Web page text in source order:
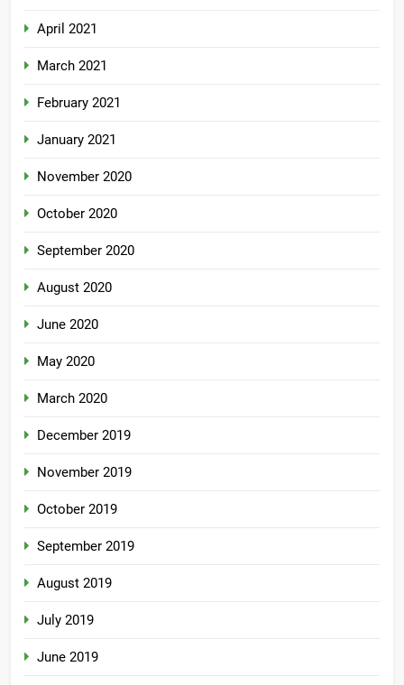
April 2021
March 2021
February 2021
January 2021
November 2020
October 2020
September 2020
August 2020
June 2020
May 2020
March 2020
December 2019
November 2019
October 2019
September 2019
August 2019
July 2019
June 2019